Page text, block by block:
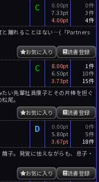
C
0.00pt
7.33pt
4.00pt
0件
3件
4件
と離れることはない―(「Partners
読書登録
お気に入り
C
8.00pt
6.50pt
3.73pt
1件
10件
15件
い先輩社員康子とその片棒を担ぐ
尾。
読書登録
お気に入り
D
0.00pt
5.80pt
3.67pt
0件
5件
18件
子。発覚に怯えながらも、息子・
読書登録
お気に入り